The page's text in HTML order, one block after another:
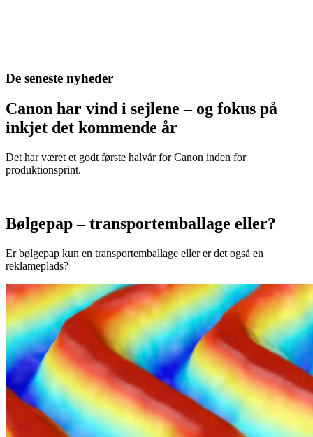
De seneste nyheder
Canon har vind i sejlene – og fokus på
inkjet det kommende år
Det har været et godt første halvår for Canon inden for
produktionsprint.
Bølgepap – transportemballage eller?
Er bølgepap kun en transportemballage eller er det også en
reklameplads?